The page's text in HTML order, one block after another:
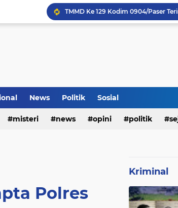
Rumah Bapak Sirajudin Masuk
News Politik Sosial
misteri news opini politik
Polres
Kriminal